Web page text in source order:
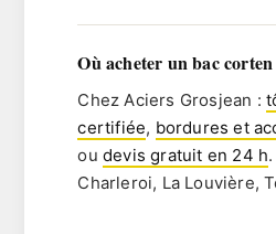
Où acheter un bac
Chez Aciers Grosjean :
certifiée, bordures et
ou devis gratuit en 24 h
Charleroi, La Louvière,